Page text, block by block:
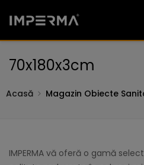
70x180x3cm
Acasă Magazin Obiecte
IMPERMA vă oferă o gamă